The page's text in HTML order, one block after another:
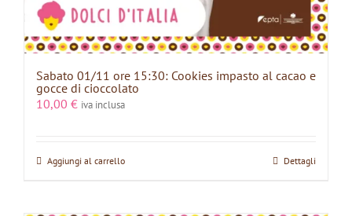
Sabato 01/11 ore 15:30: Cookies impasto al cacao e
gocce di cioccolato
10,00 € iva inclusa
Aggiungi al carrello Dettagli